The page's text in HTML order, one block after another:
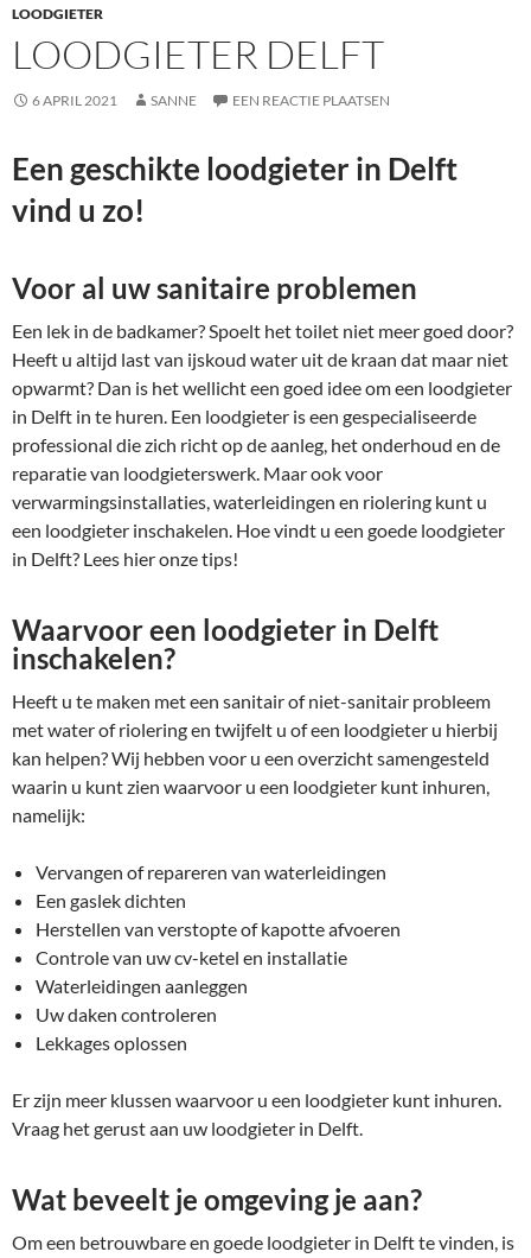
LOODGIETER
LOODGIETER DELFT
6 APRIL 2021 SANNE EEN REACTIE PLAATSEN
Een geschikte loodgieter in Delft
vind u zo!
Voor al uw sanitaire problemen
Een lek in de badkamer? Spoelt het toilet niet meer goed door?
Heeft u altijd last van ijskoud water uit de kraan dat maar niet
opwarmt? Dan is het wellicht een goed idee om een loodgieter
in Delft in te huren. Een loodgieter is een gespecialiseerde
professional die zich richt op de aanleg, het onderhoud en de
reparatie van loodgieterswerk. Maar ook voor
verwarmingsinstallaties, waterleidingen en riolering kunt u
een loodgieter inschakelen. Hoe vindt u een goede loodgieter
in Delft? Lees hier onze tips!
Waarvoor een loodgieter in Delft
inschakelen?
Heeft u te maken met een sanitair of niet-sanitair probleem
met water of riolering en twijfelt u of een loodgieter u hierbij
kan helpen? Wij hebben voor u een overzicht samengesteld
waarin u kunt zien waarvoor u een loodgieter kunt inhuren,
namelijk:
Vervangen of repareren van waterleidingen
Een gaslek dichten
Herstellen van verstopte of kapotte afvoeren
Controle van uw cv-ketel en installatie
Waterleidingen aanleggen
Uw daken controleren
Lekkages oplossen
Er zijn meer klussen waarvoor u een loodgieter kunt inhuren.
Vraag het gerust aan uw loodgieter in Delft.
Wat beveelt je omgeving je aan?
Om een ​​betrouwbare en goede loodgieter in Delft te vinden, is